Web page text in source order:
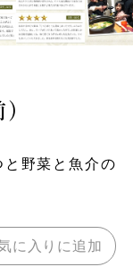
野菜と魚介の
に入りに追加